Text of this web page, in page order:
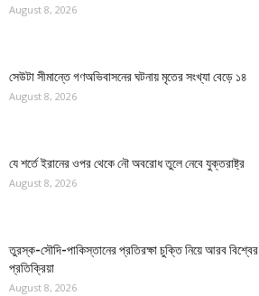
August 8, 2026
সেউটা সীমান্তে গণঅভিবাসনের ঘটনায় মৃতের সংখ্যা বেড়ে ১৪
August 8, 2026
যে শর্তে ইরানের ওপর থেকে নৌ অবরোধ তুলে নেবে যুক্তরাষ্ট্র
August 8, 2026
তুরস্ক-সৌদি-পাকিস্তানের প্রতিরক্ষা চুক্তি নিয়ে আরব বিশ্বের
প্রতিক্রিয়া
August 8, 2026